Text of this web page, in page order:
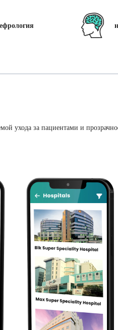
ухода за пациентами и